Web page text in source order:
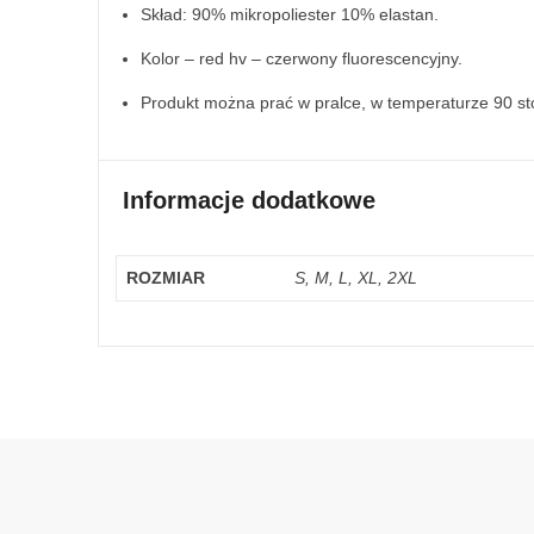
Skład: 90% mikropoliester 10% elastan.
Kolor – red hv – czerwony fluorescencyjny.
Produkt można prać w pralce, w temperaturze 90
Informacje dodatkowe
ROZMIAR S, M, L, XL, 2XL